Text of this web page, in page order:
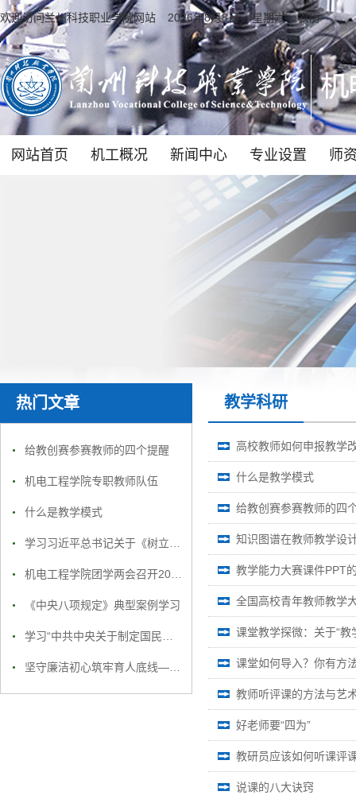
欢迎访问兰州科技职业学院网站 2026年8月8日 星期六 农历
网站首页 机工概况 新闻中心 专业设置 师
热门文章
给教创赛参赛教师的四个提醒
机电工程学院专职教师队伍
什么是教学模式
《中央八项规定》典型案例学习
教学科研
高校教师如何申报教学
什么是教学模式
给教创赛参赛教师的四
知识图谱在教师教学设
教学能力大赛课件PPT
全国高校青年教师教学
课堂教学探微：关于“教
课堂如何导入？你有方
教师听评课的方法与艺
好老师要“四为”
教研员应该如何听课评
说课的八大诀窍